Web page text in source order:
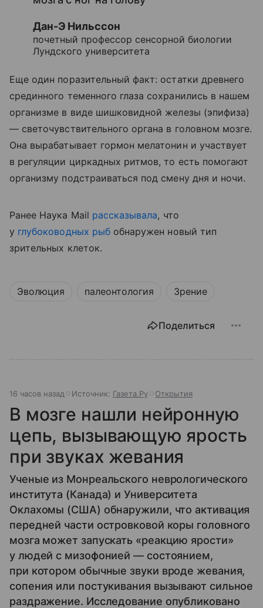
Дан-Э Нильссон
почетный профессор сенсорной биологии
Лундского университета
Еще один поразительный факт: остатки древнего
срединного теменного глаза сохранились в нашем
организме в виде шишковидной железы (эпифиза)
— светочувствительного органа в головном мозге.
Она вырабатывает гормон мелатонин и участвует
в регуляции циркадных ритмов, то есть помогают
организму подстраиваться под смену дня и ночи.
Ранее Наука Mail рассказывала, что
у глубоководных рыбобнаружен новый тип
зрительных клеток.
Эволюция палеонтология Зрение
Поделиться
16 часов назад Источник: Газета.Ру Открытия
В мозге нашли нейронную
цепь, вызывающую ярость
при звуках жевания
Ученые из Монреальского неврологического
института (Канада) и Университета
Оклахомы (США) обнаружили, что активация
передней части островковой коры головного
мозга может запускать «реакцию ярости»
у людей с мизофонией — состоянием,
при котором обычные звуки вроде жевания,
сопения или постукивания вызывают сильное
раздражение. Исследование опубликовано